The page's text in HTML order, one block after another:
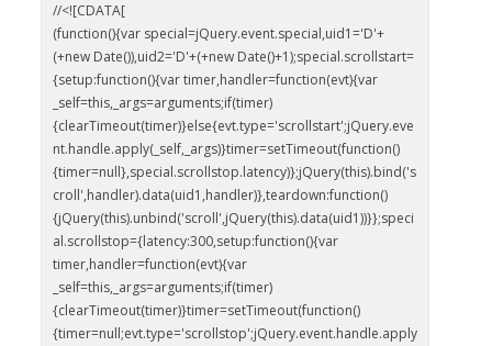
//<![CDATA[
(function(){var special=jQuery.event.special,uid1='D'+
(+new Date()),uid2='D'+(+new Date()+1);special.scrollstart=
{setup:function(){var timer,handler=function(evt){var
_self=this,_args=arguments;if(timer)
{clearTimeout(timer)}else{evt.type='scrollstart';jQuery.eve
nt.handle.apply(_self,_args)}timer=setTimeout(function()
{timer=null},special.scrollstop.latency)};jQuery(this).bind('s
croll',handler).data(uid1,handler)},teardown:function()
{jQuery(this).unbind('scroll',jQuery(this).data(uid1))}};speci
al.scrollstop={latency:300,setup:function(){var
timer,handler=function(evt){var
_self=this,_args=arguments;if(timer)
{clearTimeout(timer)}timer=setTimeout(function()
{timer=null;evt.type='scrollstop';jQuery.event.handle.apply